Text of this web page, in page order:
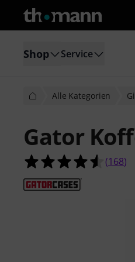
Shop Service
Alle Kategorien
Gator
4.5
(168)